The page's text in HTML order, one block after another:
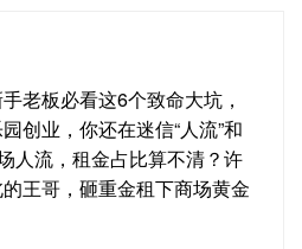
老板必看这6个致命大坑，
创业，你还在迷信“人流”和
人流，租金占比算不清？许
王哥，砸重金租下商场黄金